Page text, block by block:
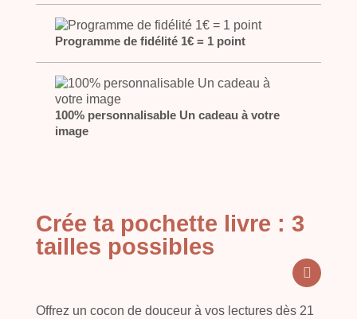
Programme de fidélité 1€ = 1 point
100% personnalisable Un cadeau à votre
image
Crée ta pochette livre : 3
tailles possibles
Offrez un cocon de douceur à vos lectures dès 21